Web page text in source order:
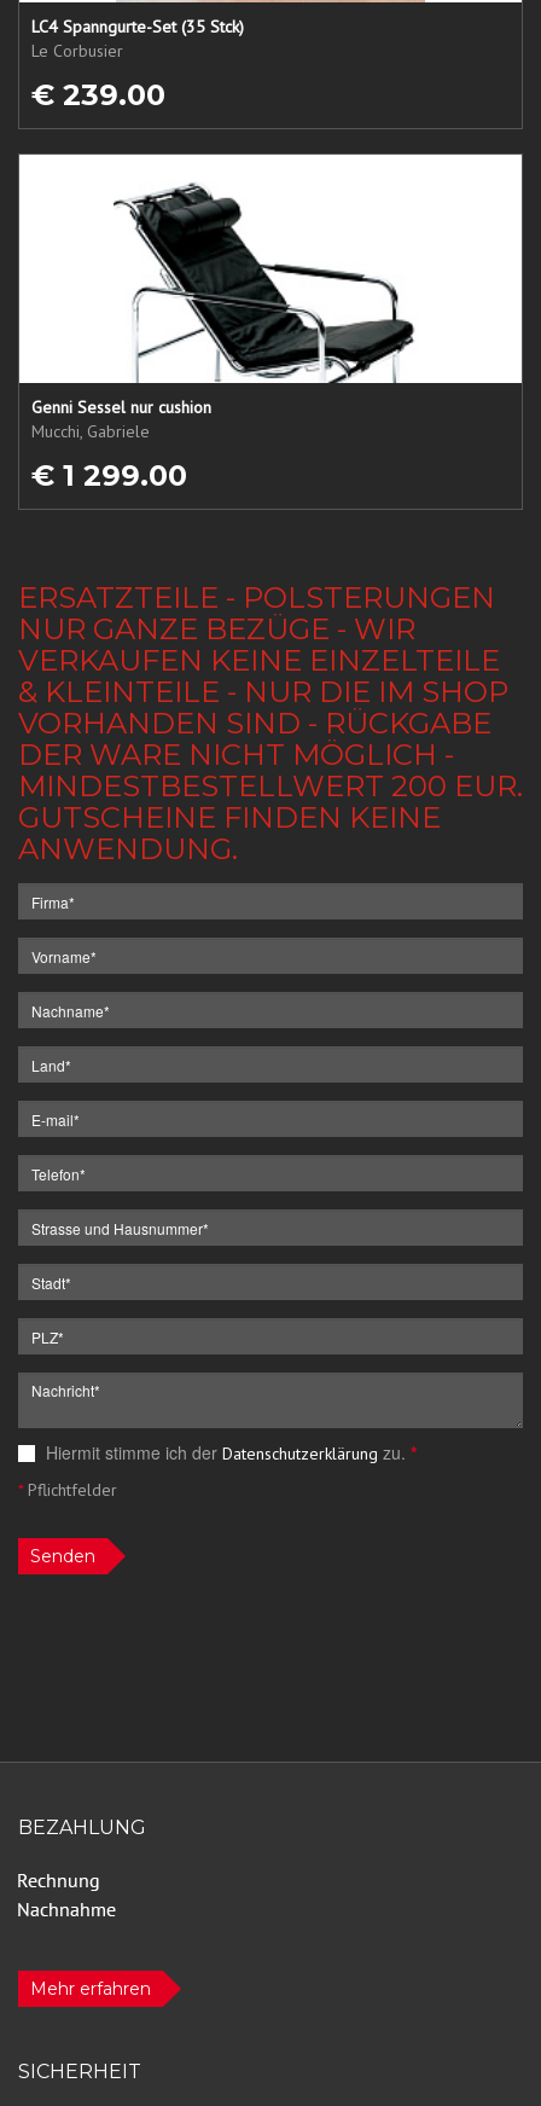
LC4 Spanngurte-Set (35 Stck)
Le Corbusier
€ 239.00
Genni Sessel nur cushion
Mucchi, Gabriele
€ 1 299.00
ERSATZTEILE - POLSTERUNGEN
NUR GANZE BEZÜGE - WIR
VERKAUFEN KEINE EINZELTEILE
& KLEINTEILE - NUR DIE IM SHOP
VORHANDEN SIND - RÜCKGABE
DER WARE NICHT MÖGLICH -
MINDESTBESTELLWERT 200 EUR.
GUTSCHEINE FINDEN KEINE
ANWENDUNG.
Hiermit stimme ich der Datenschutzerklärung zu. *
*Pflichtfelder
Senden
BEZAHLUNG
Mehr erfahren
SICHERHEIT